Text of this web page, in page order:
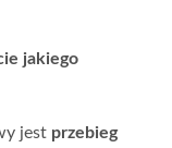
jakiego
jest przebieg